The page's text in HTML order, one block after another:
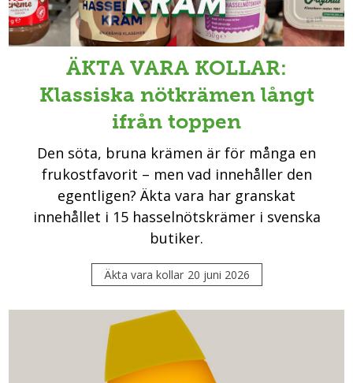
ÄKTA VARA KOLLAR:
Klassiska nötkrämen långt
ifrån toppen
Den söta, bruna krämen är för många en
frukostfavorit – men vad innehåller den
egentligen? Äkta vara har granskat
innehållet i 15 hasselnötskrämer i svenska
butiker.
Äkta vara kollar 20 juni 2026